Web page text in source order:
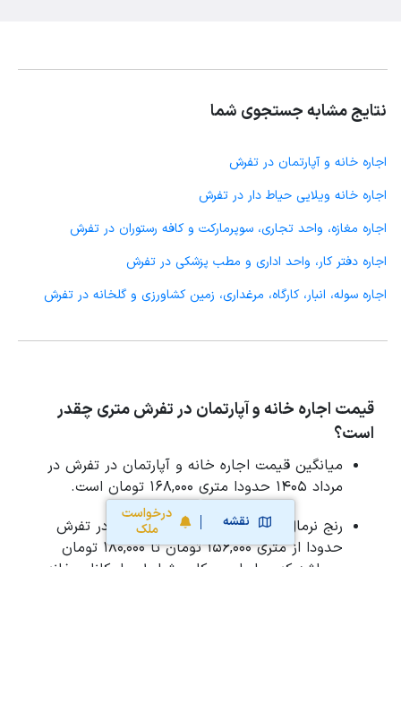
نقشه
درخواست
ملک
نتایج مشابه جستجوی شما
اجاره خانه و آپارتمان در تفرش
اجاره خانه ویلایی حیاط دار در تفرش
اجاره مغازه، واحد تجاری، سوپرمارکت و کافه رستوران در تفرش
اجاره دفتر کار، واحد اداری و مطب پزشکی در تفرش
اجاره سوله، انبار، کارگاه، مرغداری، زمین کشاورزی و گلخانه در تفرش
قیمت اجاره خانه و آپارتمان در تفرش متری چقدر
است؟
میانگین قیمت اجاره خانه و آپارتمان در تفرش در
مرداد 1405 حدودا متری 168,000 تومان است.
رنج نرمال قیمت اجاره خانه و آپارتمان در تفرش
حدودا از متری 156,000 تومان تا 180,000 تومان
می‌باشد که بر اساس مکان، شرایط و امکانات خانه